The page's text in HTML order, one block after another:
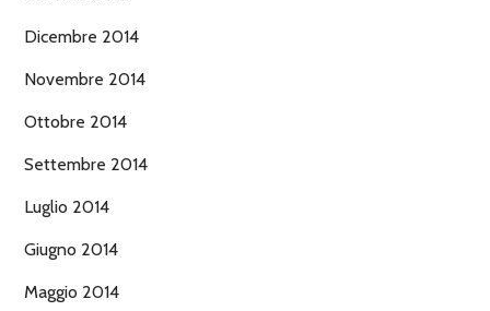
Dicembre 2014
Novembre 2014
Ottobre 2014
Settembre 2014
Luglio 2014
Giugno 2014
Maggio 2014